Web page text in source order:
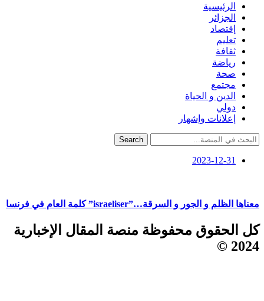
الرئيسية
الجزائر
إقتصاد
تعليم
ثقافة
رياضة
صحة
مجتمع
الدين و الحياة
دولي
إعلانات وإشهار
Search
2023-12-31
معناها الظلم و الجور و السرقة…”israeliser” كلمة العام في فرنسا
كل الحقوق محفوظة منصة المقال الإخبارية
2024 ©